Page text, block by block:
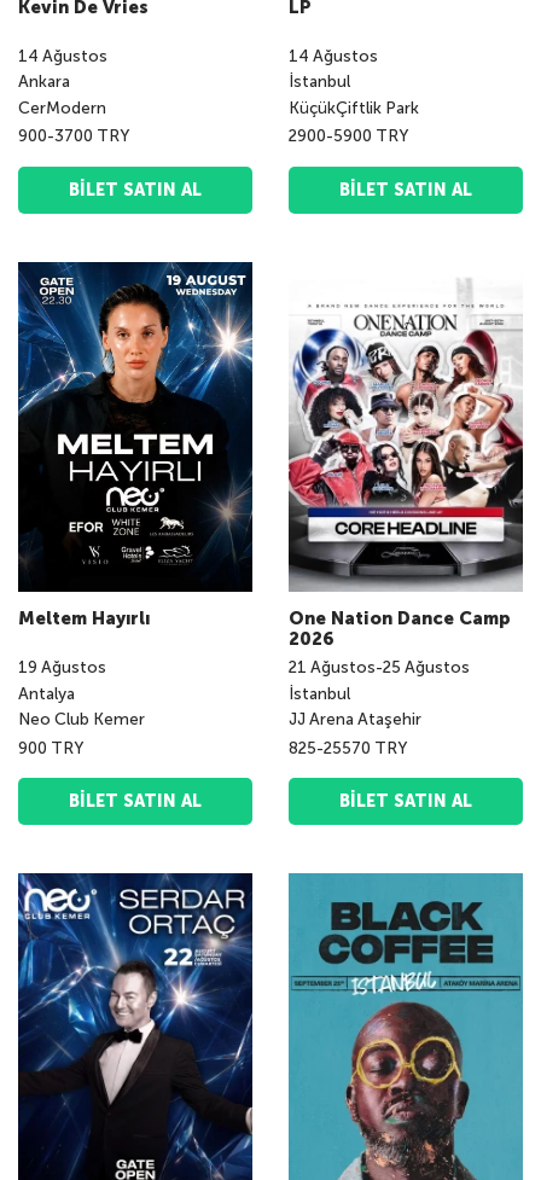
Kevin De Vries
14 Ağustos
Ankara
CerModern
900-3700 TRY
BILET SATIN AL
LP
14 Ağustos
İstanbul
KüçükÇiftlik Park
2900-5900 TRY
BILET SATIN AL
Meltem Hayırlı
19 Ağustos
Antalya
Neo Club Kemer
900 TRY
BILET SATIN AL
One Nation Dance Camp
2026
21 Ağustos-25 Ağustos
İstanbul
JJ Arena Ataşehir
825-25570 TRY
BILET SATIN AL